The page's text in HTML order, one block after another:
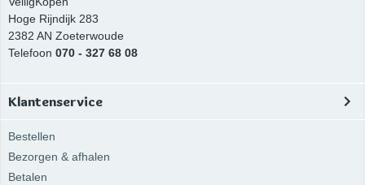
Hoge Rijndijk 283
2382 AN Zoeterwoude
Telefoon 070 - 327 68 08
Klantenservice
Bestellen
Bezorgen & afhalen
Betalen